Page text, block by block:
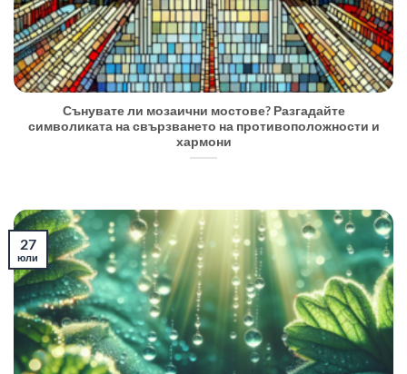
Сънувате ли мозаични мостове? Разгадайте
символиката на свързването на противоположности и
хармони
27
юли